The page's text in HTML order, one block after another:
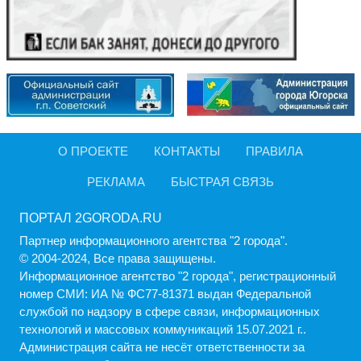
О ПРОЕКТЕ КОНТАКТЫ ПРАВИЛА
РЕКЛАМА БЫСТРАЯ СВЯЗЬ
ПОРТАЛ 2GORODA.RU
Партнер информационного агентства "2 города".
© 2004-2024, Все права защищены.
Информационное агентство "2 города", регистрационный
номер СМИ: ИА № ФС77-81371 выдан Федеральной
службой по надзору в сфере связи, информационных
технологий и массовых коммуникаций 15.07.2021 г..
Администрация cайта не несёт ответственности за